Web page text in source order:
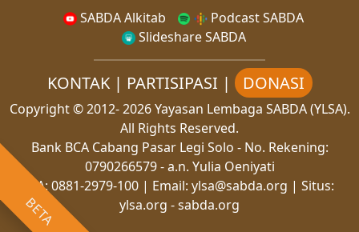
BETA
SABDA Alkitab
Podcast SABDA
Slideshare SABDA
KONTAK| PARTISIPASI | DONASI
Copyright© 2012-2026Yayasan Lembaga SABDA (YLSA).
All Rights Reserved.
Bank BCA Cabang Pasar Legi Solo - No. Rekening:
0790266579 - a.n. Yulia Oeniyati
WA: 0881-2979-100| Email: ylsa@sabda.org | Situs:
ylsa.org -sabda.org